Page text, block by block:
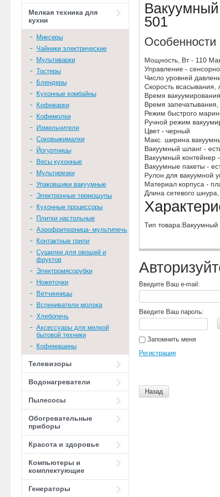
Мелкая техника для
кухни
Миксеры
Чайники электрические
Мультиварки
Тостеры
Блендеры
Кухонные комбайны
Кофеварки
Кофемолки
Измельчители
Соковыжималки
Йогуртницы
Весы кухонные
Мультирезки
Упаковщики вакуумные
Электронные термощупы
Кухонные процессоры
Плитки настольные
Аэрофритюрница- мультипечь
Контактные грили
Сушилки для овощей и
фруктов
Электромясорубки
Ножеточки
Ветчинницы
Вспениватели молока
Хлебопечь
Аксессуары для мелкой
бытовой техники
Кофемашины
Телевизоры
Водонагреватели
Пылесосы
Обогревательные
приборы
Красота и здоровье
Компьютеры и
комплектующие
Генераторы
501
Мощность, Вт - 110
Управление -
Число уровней
Скорость всасывания,
Время
Время запечатывания,
Режим быстрого
Ручной режим
Цвет - черный
Макс. ширина
Вакуумный шланг -
Вакуумный контейнер
Вакуумные пакеты -
Рулон для вакуумной
Материал корпуса -
Длина сетевого
Тип
Введите Ваш e-mail:
Введите Ваш пароль:
Запомнить меня
Регистрация
Назад